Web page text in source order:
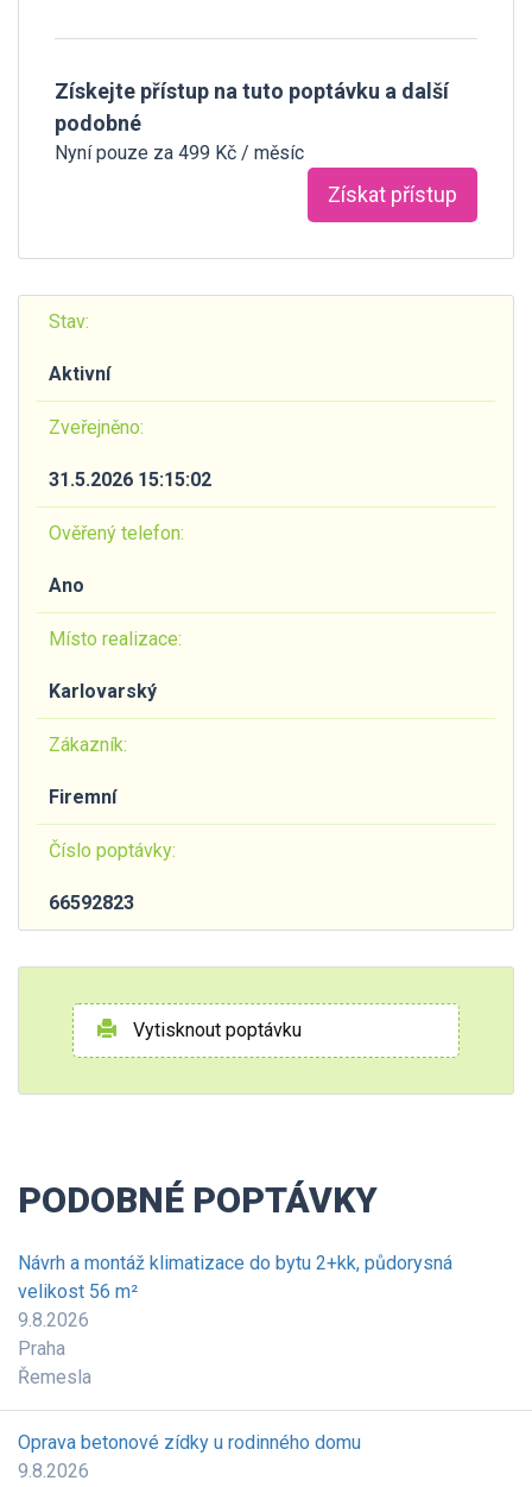
Získejte přístup na tuto poptávku a další
podobné
Nyní pouze za 499 Kč / měsíc
Získat přístup
Stav:
Aktivní
Zveřejněno:
31.5.2026 15:15:02
Ověřený telefon:
Ano
Místo realizace:
Karlovarský
Zákazník:
Firemní
Číslo poptávky:
66592823
Vytisknout poptávku
PODOBNÉ POPTÁVKY
Návrh a montáž klimatizace do bytu 2+kk, půdorysná
velikost 56 m²
9.8.2026
Praha
Řemesla
Oprava betonové zídky u rodinného domu
9.8.2026